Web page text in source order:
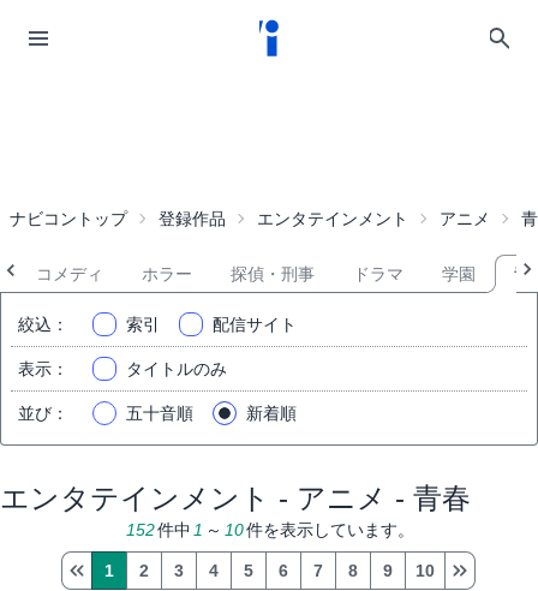
ナビコントップ 登録作品 エンタテインメント アニメ
コメディ ホラー 探偵・刑事 ドラマ 学園 青
絞込 ： 索引 配信サイト
表示 ： タイトルのみ
並び ： 五十音順 新着順
エンタテインメント - アニメ - 青春
152件中 1 ～ 10件を表示しています。
1 2 3 4 5 6 7 8 9 10